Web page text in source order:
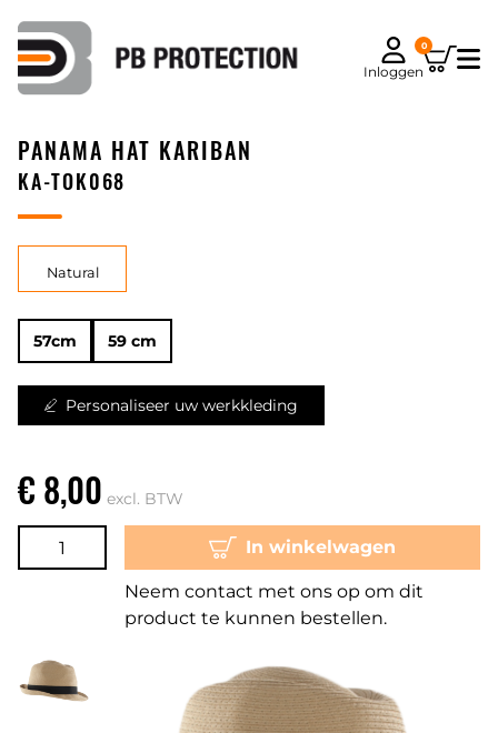
Inloggen
0
PANAMA HAT KARIBAN
KA-TOK068
Natural
57cm 59 cm
Personaliseer uw werkkleding
€ 8,00 excl. BTW
In winkelwagen
Neem contact met ons op om dit
product te kunnen bestellen.